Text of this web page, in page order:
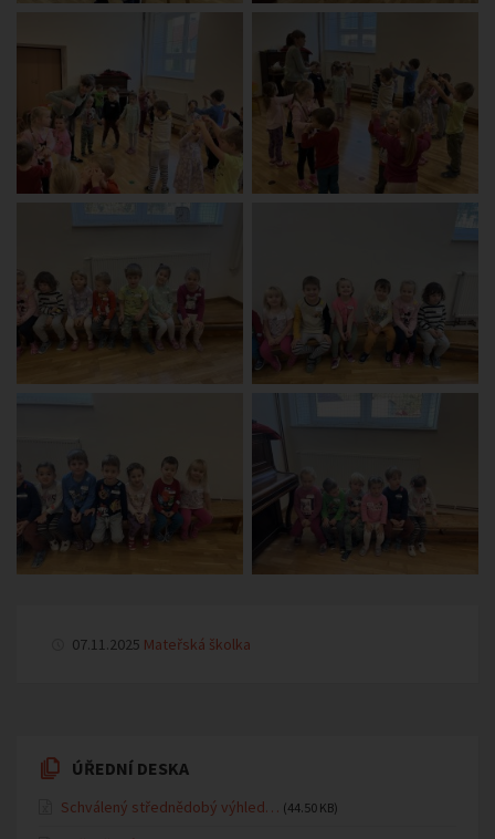
07.11.2025 Mateřská školka
ÚŘEDNÍ DESKA
Schválený střednědobý výhled… (44.50 KB)